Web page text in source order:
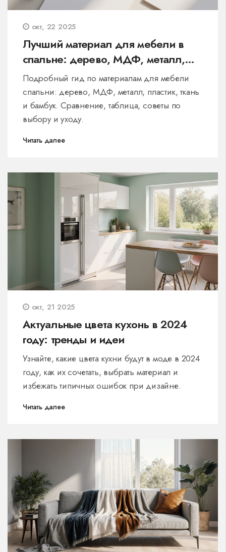
окт, 22 2025
Лучший материал для мебели в
спальне: дерево, МДФ, металл,
пластик и ткань
Подробный гид по материалам для мебели
спальни: дерево, МДФ, металл, пластик, ткань
и бамбук. Сравнение, таблица, советы по
выбору и уходу.
Читать далее
окт, 21 2025
Актуальные цвета кухонь в 2024
году: тренды и идеи
Узнайте, какие цвета кухни будут в моде в 2024
году, как их сочетать, выбрать материал и
избежать типичных ошибок при дизайне.
Читать далее